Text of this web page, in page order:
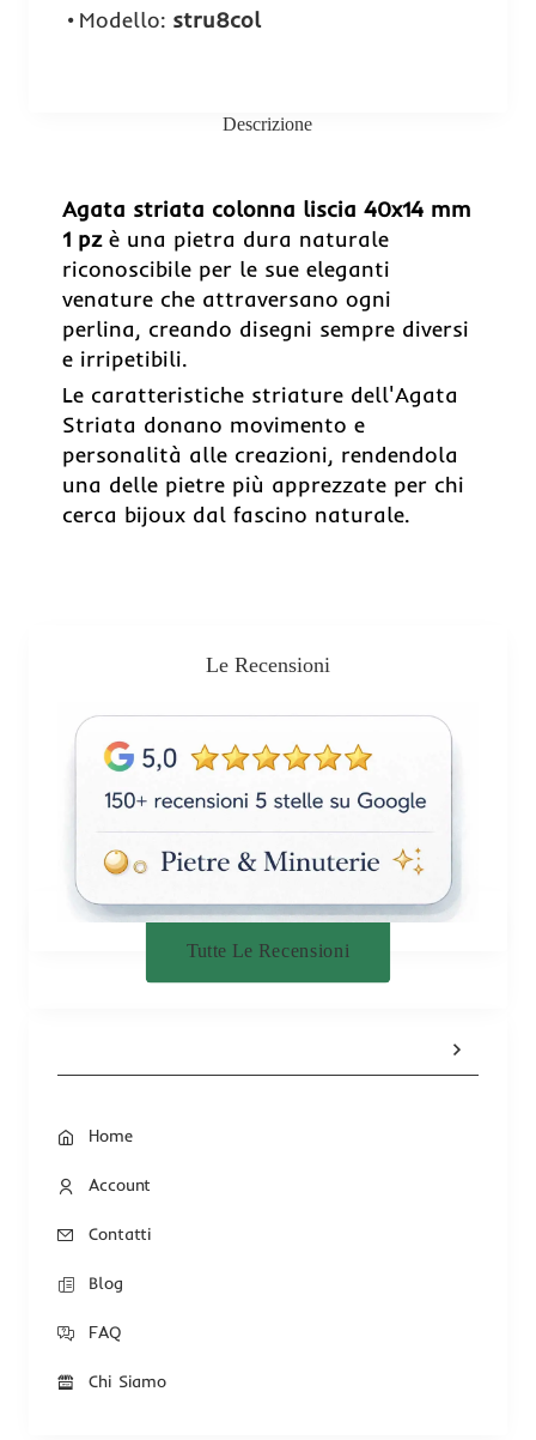
-20%
Modello: stru8col
Descrizione
Agata striata colonna liscia 40x14 mm
1 pzè una pietra dura naturale
riconoscibile per le sue eleganti
venature che attraversano ogni
perlina, creando disegni sempre diversi
e irripetibili.
Le caratteristiche striature dell'Agata
Striata donano movimento e
personalità alle creazioni, rendendola
una delle pietre più apprezzate per chi
cerca bijoux dal fascino naturale.
Le Recensioni
Tutte Le Recensioni
Home
Account
Contatti
Blog
FAQ
Chi Siamo